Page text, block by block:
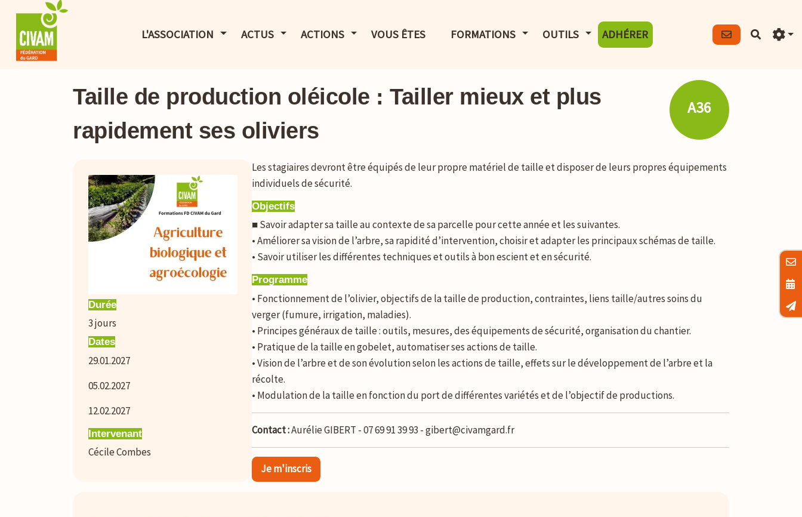
L'ASSOCIATION AFFICHER LE MENU
ACTUS AFFICHER LE MENU
ACTIONS AFFICHER LE MENU
VOUS ÊTES FORMATIONS AFFICHER LE MENU
OUTILS AFFICHER LE MENU
ADHÉRER
A36
Taille de production oléicole : Tailler mieux et plus
rapidement ses oliviers
Durée
3jours
Dates
29.01.2027
05.02.2027
12.02.2027
Intervenant
Cécile Combes
Les stagiaires devront être équipés de leur propre matériel de taille et disposer de leurs propres équipements
individuels de sécurité.
Objectifs
■ Savoir adapter sa taille au contexte de sa parcelle pour cette année et les suivantes.
• Améliorer sa vision de l’arbre, sa rapidité d’intervention, choisir et adapter les principaux schémas de taille.
• Savoir utiliser les différentes techniques et outils à bon escient et en sécurité.
Programme
• Fonctionnement de l’olivier, objectifs de la taille de production, contraintes, liens taille/autres soins du
verger (fumure, irrigation, maladies).
• Principes généraux de taille : outils, mesures, des équipements de sécurité, organisation du chantier.
• Pratique de la taille en gobelet, automatiser ses actions de taille.
• Vision de l’arbre et de son évolution selon les actions de taille, effets sur le développement de l’arbre et la
récolte.
• Modulation de la taille en fonction du port de différentes variétés et de l’objectif de productions.
Contact :Aurélie GIBERT - 07 69 91 39 93 - gibert@civamgard.fr
Je m'inscris